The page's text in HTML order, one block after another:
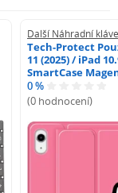
Další Náhradní
Tech-Protect
11 (2025) / iPad
SmartCase
0 %
(0 hodnocení)